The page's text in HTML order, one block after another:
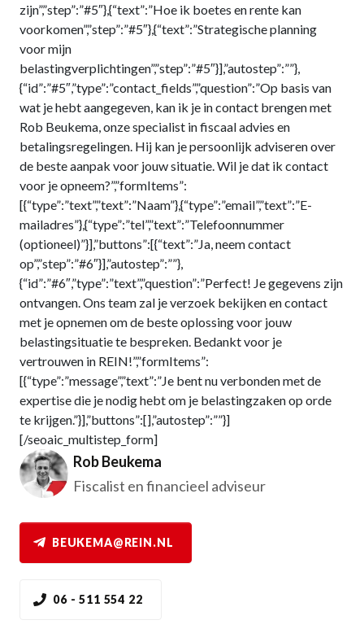
zijn”,”step”:”#5″},{“text”:”Hoe ik boetes en rente kan
voorkomen”,”step”:”#5″},{“text”:”Strategische planning
voor mijn
belastingverplichtingen”,”step”:”#5″}],”autostep”:””},
{“id”:”#5″,”type”:”contact_fields”,”question”:”Op basis van
wat je hebt aangegeven, kan ik je in contact brengen met
Rob Beukema, onze specialist in fiscaal advies en
betalingsregelingen. Hij kan je persoonlijk adviseren over
de beste aanpak voor jouw situatie. Wil je dat ik contact
voor je opneem?”,”formItems”:
[{“type”:”text”,”text”:”Naam”},{“type”:”email”,”text”:”E-
mailadres”},{“type”:”tel”,”text”:”Telefoonnummer
(optioneel)”}],”buttons”:[{“text”:”Ja, neem contact
op”,”step”:”#6″}],”autostep”:””},
{“id”:”#6″,”type”:”text”,”question”:”Perfect! Je gegevens zijn
ontvangen. Ons team zal je verzoek bekijken en contact
met je opnemen om de beste oplossing voor jouw
belastingsituatie te bespreken. Bedankt voor je
vertrouwen in REIN!”,”formItems”:
[{“type”:”message”,”text”:”Je bent nu verbonden met de
expertise die je nodig hebt om je belastingzaken op orde
te krijgen.”}],”buttons”:[],”autostep”:””}]
[/seoaic_multistep_form]
Rob Beukema
Fiscalist en financieel adviseur
BEUKEMA@REIN.NL
06 - 511 554 22